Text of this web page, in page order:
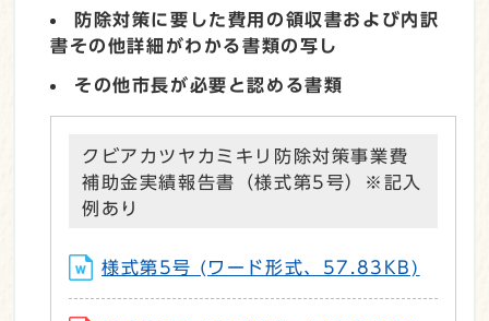
防除対策に要した費用の領収書および内訳
書その他詳細がわかる書類の写し
その他市長が必要と認める書類
クビアカツヤカミキリ防除対策事業費
補助金実績報告書（様式第5号）※記入
例あり
様式第5号 (ワード形式、57.83KB)